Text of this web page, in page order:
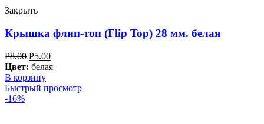
Закрыть
Крышка флип-топ (Flip Top) 28 мм. белая
Р8.00 Р5.00
Цвет: белая
В корзину
Быстрый просмотр
-16%